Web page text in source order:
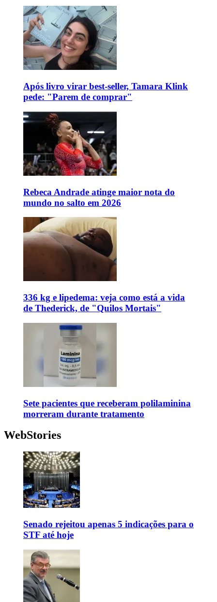
Após livro virar best-seller, Tamara Klink
pede: "Parem de comprar"
Rebeca Andrade atinge maior nota do
mundo no salto em 2026
336 kg e lipedema: veja como está a vida
de Thederick, de "Quilos Mortais"
Sete pacientes que receberam polilaminina
morreram durante tratamento
WebStories
Senado rejeitou apenas 5 indicações para o
STF até hoje